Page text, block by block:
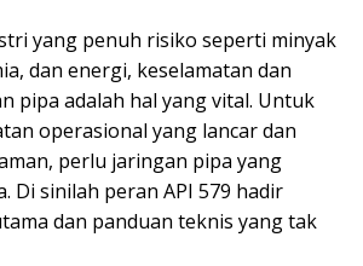
yang penuh risiko seperti minyak
dan energi, keselamatan dan
pipa adalah hal yang vital. Untuk
operasional yang lancar dan
perlu jaringan pipa yang
Di sinilah peran API 579 hadir
dan panduan teknis yang tak